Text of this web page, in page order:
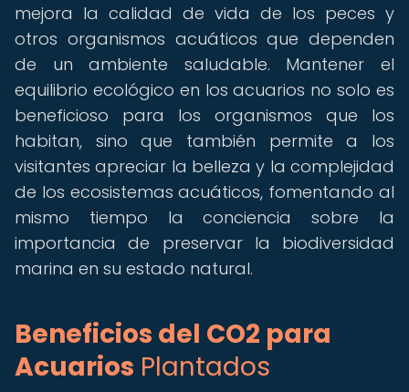
mejora la calidad de vida de los peces y
otros organismos acuáticos que dependen
de un ambiente saludable. Mantener el
equilibrio ecológico en los acuarios no solo es
beneficioso para los organismos que los
habitan, sino que también permite a los
visitantes apreciar la belleza y la complejidad
de los ecosistemas acuáticos, fomentando al
mismo tiempo la conciencia sobre la
importancia de preservar la biodiversidad
marina en su estado natural.
Beneficios del CO2 para
Acuarios Plantados